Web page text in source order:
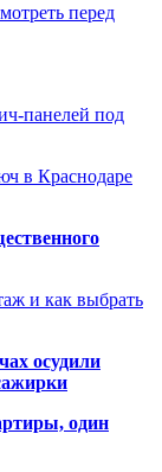
перед
панелей под
в Краснодаре
и как выбрать
осудили
один